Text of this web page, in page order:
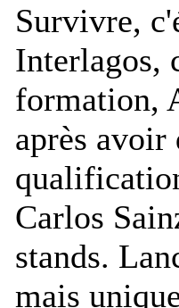
Survivre,
Interlagos,
formation,
après
Carlos
stands.
mais